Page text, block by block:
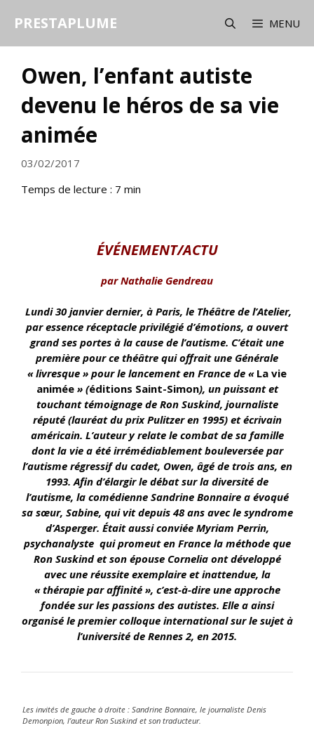
PRESTAPLUME MENU
Owen, l’enfant autiste
devenu le héros de sa vie
animée
03/02/2017
Temps de lecture : 7 min
ÉVÉNEMENT/ACTU
par Nathalie Gendreau
Lundi 30 janvier dernier, à Paris, le Théâtre de l’Atelier,
par essence réceptacle privilégié d’émotions, a ouvert
grand ses portes à la cause de l’autisme. C’était une
première pour ce théâtre qui offrait une Générale
« livresque » pour le lancement en France de « La vie
animée» (éditions Saint-Simon), un puissant et
touchant témoignage de Ron Suskind, journaliste
réputé (lauréat du prix Pulitzer en 1995) et écrivain
américain. L’auteur y relate le combat de sa famille
dont la vie a été irrémédiablement bouleversée par
l’autisme régressif du cadet, Owen, âgé de trois ans, en
1993. Afin d’élargir le débat sur la diversité de
l’autisme, la comédienne Sandrine Bonnaire a évoqué
sa sœur, Sabine, qui vit depuis 48 ans avec le syndrome
d’Asperger. Était aussi conviée Myriam Perrin,
psychanalyste qui promeut en France la méthode que
Ron Suskind et son épouse Cornelia ont développé
avec une réussite exemplaire et inattendue, la
« thérapie par affinité », c’est-à-dire une approche
fondée sur les passions des autistes. Elle a ainsi
organisé le premier colloque international sur le sujet à
l’université de Rennes 2, en 2015.
Les invités de gauche à droite : Sandrine Bonnaire, le journaliste Denis
Demonpion, l’auteur Ron Suskind et son traducteur.